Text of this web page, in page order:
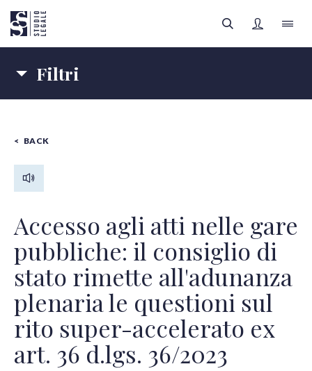
FOCUS SANITÀ
REGISTRATI
Tutti gli autori
Filtri
IMPRESE
SANITÀ
Autori
BACK
Accesso agli atti nelle gare
pubbliche: il consiglio di
stato rimette all'adunanza
plenaria le questioni sul
rito super-accelerato ex
art. 36 d.lgs. 36/2023